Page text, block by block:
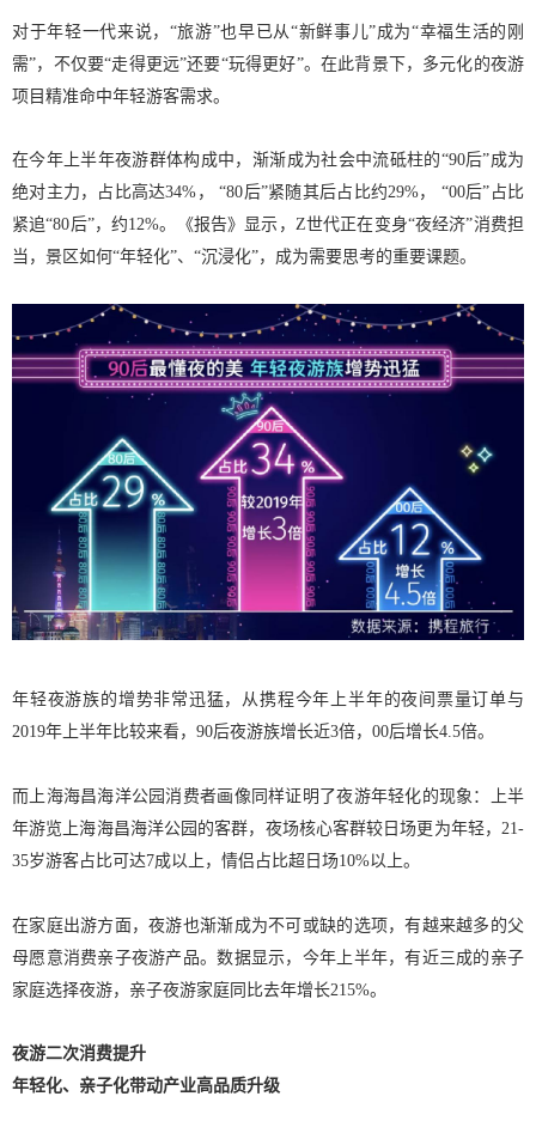
对于年轻一代来说，“旅游”也早已从“新鲜事儿”成为“幸福生活的刚
需”，不仅要“走得更远”还要“玩得更好”。在此背景下，多元化的夜游
项目精准命中年轻游客需求。
在今年上半年夜游群体构成中，渐渐成为社会中流砥柱的“90后”成为
绝对主力，占比高达34%， “80后”紧随其后占比约29%， “00后”占比
紧追“80后”，约12%。《报告》显示，Z世代正在变身“夜经济”消费担
当，景区如何“年轻化”、“沉浸化”，成为需要思考的重要课题。
年轻夜游族的增势非常迅猛，从携程今年上半年的夜间票量订单与
2019年上半年比较来看，90后夜游族增长近3倍，00后增长4.5倍。
而上海海昌海洋公园消费者画像同样证明了夜游年轻化的现象：上半
年游览上海海昌海洋公园的客群，夜场核心客群较日场更为年轻，21-
35岁游客占比可达7成以上，情侣占比超日场10%以上。
在家庭出游方面，夜游也渐渐成为不可或缺的选项，有越来越多的父
母愿意消费亲子夜游产品。数据显示，今年上半年，有近三成的亲子
家庭选择夜游，亲子夜游家庭同比去年增长215%。
夜游二次消费提升
年轻化、亲子化带动产业高品质升级